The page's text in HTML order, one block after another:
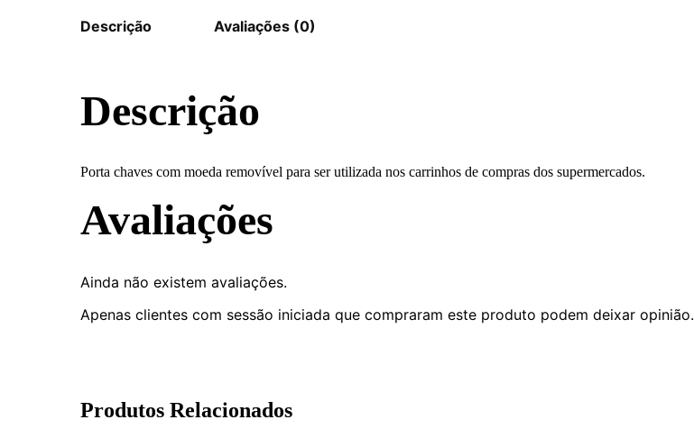
Descrição Avaliações (0)
Descrição
Porta chaves com moeda removível para ser utilizada nos carrinhos de compras dos supermercados.
Avaliações
Ainda não existem avaliações.
Apenas clientes com sessão iniciada que compraram este produto podem deixar opinião.
Produtos Relacionados